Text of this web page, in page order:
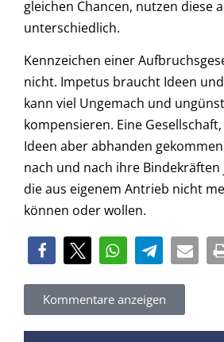
gleichen Chancen, nutzen diese
unterschiedlich.
Kennzeichen einer
nicht. Impetus braucht Ideen
kann viel Ungemach und
kompensieren. Eine
Ideen aber abhanden
nach und nach ihre
die aus eigenem Antrieb nicht
können oder wollen.
Kommentare anzeigen